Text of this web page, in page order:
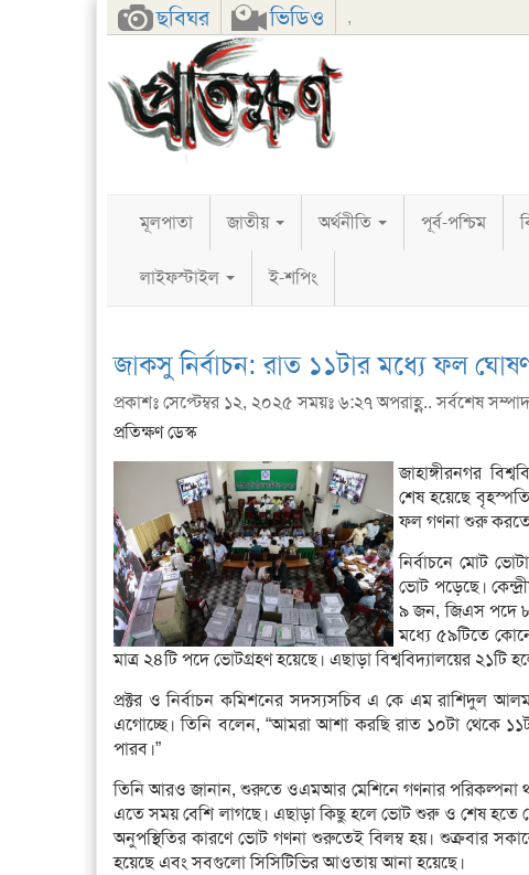
ছবিঘর ভিডিও ,
FacebookTwitterGoogle+
মূলপাতা জাতীয় অর্থনীতি পূর্ব-পশ্চিম
লাইফস্টাইল ই-শপিং
জাকসু নির্বাচন: রাত ১১টার মধ্যে ফল
প্রকাশঃ সেপ্টেম্বর ১২, ২০২৫ সময়ঃ ৬:২৭ অপরাহ্ণ.. সর্বশেষ
প্রতিক্ষণ ডেস্ক
জাহাঙ্গীরনগর
শেষ হয়েছে
ফল গণনা শুরু করতে
নির্বাচনে মোট
ভোট পড়েছে।
৯ জন, জিএস পদে ৮
মধ্যে ৫৯টিতে
মাত্র ২৪টি পদে ভোটগ্রহণ হয়েছে। এছাড়া বিশ্ববিদ্যালয়ের ২১টি
প্রক্টর ও নির্বাচন কমিশনের সদস্যসচিব এ কে এম রাশিদুল
এগোচ্ছে। তিনি বলেন, “আমরা আশা করছি রাত ১০টা থেকে
পারব।”
তিনি আরও জানান, শুরুতে ওএমআর মেশিনে গণনার পরিকল্পনা
এতে সময় বেশি লাগছে। এছাড়া কিছু হলে ভোট শুরু ও শেষ হতে
অনুপস্থিতির কারণে ভোট গণনা শুরুতেই বিলম্ব হয়। শুক্রবার
হয়েছে এবং সবগুলো সিসিটিভির আওতায় আনা হয়েছে।